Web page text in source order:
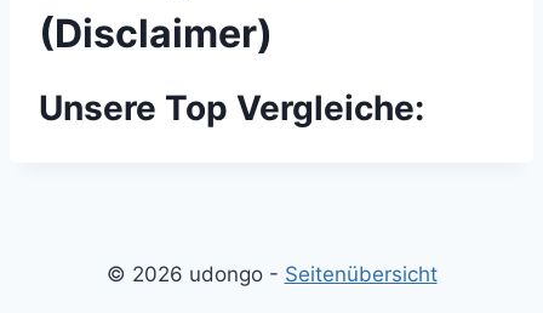
(Disclaimer)
Unsere Top Vergleiche:
© 2026 udongo - Seitenübersicht